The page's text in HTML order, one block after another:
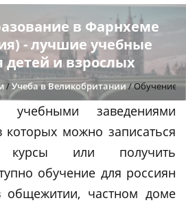
в Фарнхеме
- лучшие учебные
и взрослых
/Учеба в Великобритании/Обучение
учебными заведениями
можно записаться
или получить
обучение для россиян
частном доме